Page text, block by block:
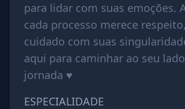
para lidar com suas emoções.
cada processo merece
cuidado com suas
aqui para caminhar ao seu
jornada ♥
ESPECIALIDADE